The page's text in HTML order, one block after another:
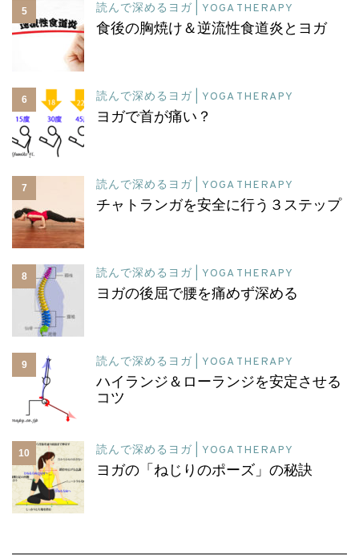
5 読んで深めるヨガ | YOGA THERAPY
食後の胸焼け＆逆流性食道炎とヨガ
6 読んで深めるヨガ | YOGA THERAPY
ヨガで首が痛い？
7 読んで深めるヨガ | YOGA THERAPY
チャトランガを安全に行う３ステップ
8 読んで深めるヨガ | YOGA THERAPY
ヨガの後屈で腰を痛めず深める
9 読んで深めるヨガ | YOGA THERAPY
ハイランジ＆ローランジを安定させる
コツ
10 読んで深めるヨガ | YOGA THERAPY
ヨガの「ねじりのポーズ」の秘訣